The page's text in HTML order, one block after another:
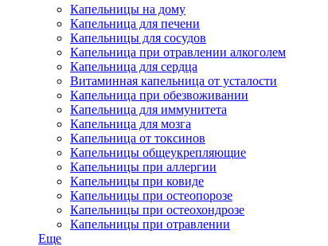
Капельницы на дому
Капельница для печени
Капельницы для сосудов
Капельница при отравлении алкоголем
Капельница для сердца
Витаминная капельница от усталости
Капельница при обезвоживании
Капельница для иммунитета
Капельница для мозга
Капельница от токсинов
Капельницы общеукрепляющие
Капельницы при аллергии
Капельницы при ковиде
Капельницы при остеопорозе
Капельницы при остеохондрозе
Капельницы при отравлении
Еще